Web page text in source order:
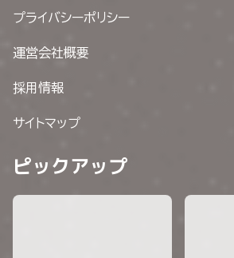
プライバシーポリシー
運営会社概要
採用情報
サイトマップ
ピックアップ